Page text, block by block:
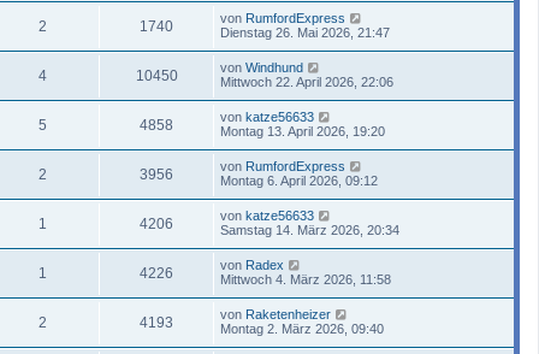
2 1740 von RumfordExpress
Dienstag 26. Mai 2026, 21:47
4 10450 von Windhund
Mittwoch 22. April 2026, 22:06
5 4858 von katze56633
Montag 13. April 2026, 19:20
2 3956 von RumfordExpress
Montag 6. April 2026, 09:12
1 4206 von katze56633
Samstag 14. März 2026, 20:34
1 4226 von Radex
Mittwoch 4. März 2026, 11:58
2 4193 von Raketenheizer
Montag 2. März 2026, 09:40